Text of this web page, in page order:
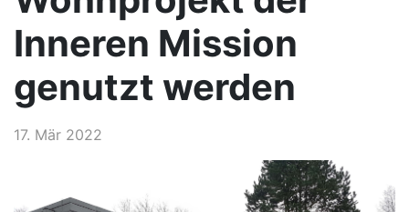
Inneren Mission
genutzt werden
17. Mär 2022